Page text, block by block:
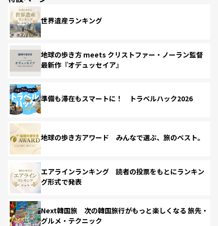
世界遺産ランキング
地球の歩き方 meets クリストファー・ノーラン監督
最新作『オデュッセイア』
準備も滞在もスマートに！ トラベルハック2026
地球の歩き方アワード みんなで選ぶ、旅のベスト。
エアラインランキング 読者の投票をもとにランキン
グ形式で発表
Next韓国旅 次の韓国旅行がもっと楽しくなる 旅先・
グルメ・テクニック